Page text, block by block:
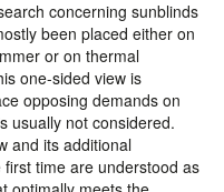
concerning sunblinds
been placed either on
or on thermal
one-sided view is
opposing demands on
usually not considered.
and its additional
time are understood as